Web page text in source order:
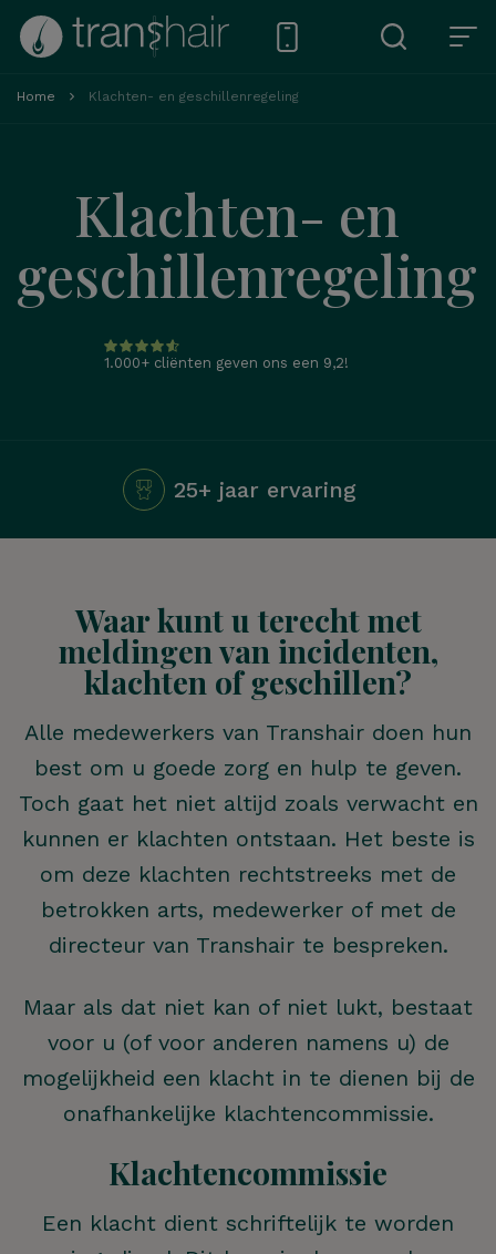
Klachten- en
geschillenregeling
1.000+ cliënten geven ons een 9,2!
Home Klachten- en geschillenregeling
25+ jaar ervaring
Waar kunt u terecht met
meldingen van incidenten,
klachten of geschillen?
Alle medewerkers van Transhair doen hun
best om u goede zorg en hulp te geven.
Toch gaat het niet altijd zoals verwacht en
kunnen er klachten ontstaan. Het beste is
om deze klachten rechtstreeks met de
betrokken arts, medewerker of met de
directeur van Transhair te bespreken.
Maar als dat niet kan of niet lukt, bestaat
voor u (of voor anderen namens u) de
mogelijkheid een klacht in te dienen bij de
onafhankelijke klachtencommissie.
Klachtencommissie
Een klacht dient schriftelijk te worden